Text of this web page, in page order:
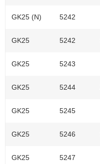
GK25 (N) 5242
GK25 5242
GK25 5243
GK25 5244
GK25 5245
GK25 5246
GK25 5247